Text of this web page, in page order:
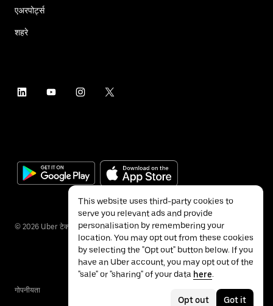
एअरपोर्ट्स
शहरे
© 2026 Uber टेक्नॉलॉजीज इंक.
गोपनीयता
This website uses third-party cookies to
serve you relevant ads and provide
personalisation by remembering your
location. You may opt out from these cookies
by selecting the "Opt out" button below. If you
have an Uber account, you may opt out of the
"sale" or "sharing" of your data here.
Opt out Got it